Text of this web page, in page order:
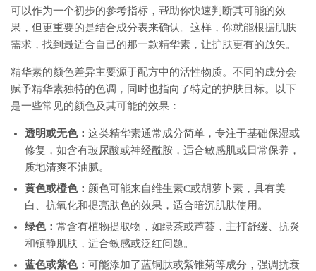
可以作为一个初步的参考指标，帮助你快速判断其可能的效
果，但更重要的是结合成分表来确认。这样，你就能根据肌肤
需求，找到最适合自己的那一款精华素，让护肤更有的放矢。
精华素的颜色差异主要源于配方中的活性物质。不同的成分会
赋予精华素独特的色调，同时也指向了特定的护肤目标。以下
是一些常见的颜色及其可能的效果：
透明或无色： 这类精华素通常成分简单，专注于基础保湿或
修复，如含有玻尿酸或神经酰胺，适合敏感肌或日常保养，
质地清爽不油腻。
黄色或橙色： 颜色可能来自维生素C或胡萝卜素，具有美
白、抗氧化和提亮肤色的效果，适合暗沉肌肤使用。
绿色： 常含有植物提取物，如绿茶或芦荟，主打舒缓、抗炎
和镇静肌肤，适合敏感或泛红问题。
蓝色或紫色： 可能添加了蓝铜肽或紫锥菊等成分，强调抗衰